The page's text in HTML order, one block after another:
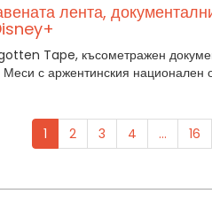
лента,
Tape, късометражен
с аржентинския национален
1 2 3 4 ... 16